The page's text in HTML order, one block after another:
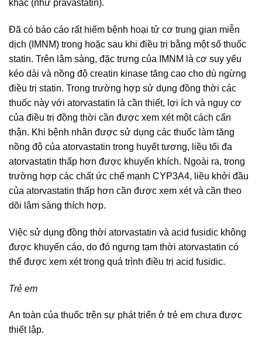
khác (như pravastatin).
Đã có báo cáo rất hiếm bệnh hoại tử cơ trung gian miễn
dịch (IMNM) trong hoặc sau khi điều trị bằng một số thuốc
statin. Trên lâm sàng, đặc trưng của IMNM là cơ suy yếu
kéo dài và nồng độ creatin kinase tăng cao cho dù ngừng
điều trị statin. Trong trường hợp sử dụng đồng thời các
thuốc này với atorvastatin là cần thiết, lợi ích và nguy cơ
của điều trị đồng thời cần được xem xét một cách cẩn
thận. Khi bệnh nhân được sử dụng các thuốc làm tăng
nồng độ của atorvastatin trong huyết tương, liều tối đa
atorvastatin thấp hơn được khuyến khích. Ngoài ra, trong
trường hợp các chất ức chế mạnh CYP3A4, liều khởi đầu
của atorvastatin thấp hơn cần được xem xét và cần theo
dõi lâm sàng thích hợp.
Việc sử dụng đồng thời atorvastatin và acid fusidic không
được khuyến cáo, do đó ngưng tạm thời atorvastatin có
thể được xem xét trong quá trình điều trị acid fusidic.
Trẻ em
An toàn của thuốc trên sự phát triển ở trẻ em chưa được
thiết lập.